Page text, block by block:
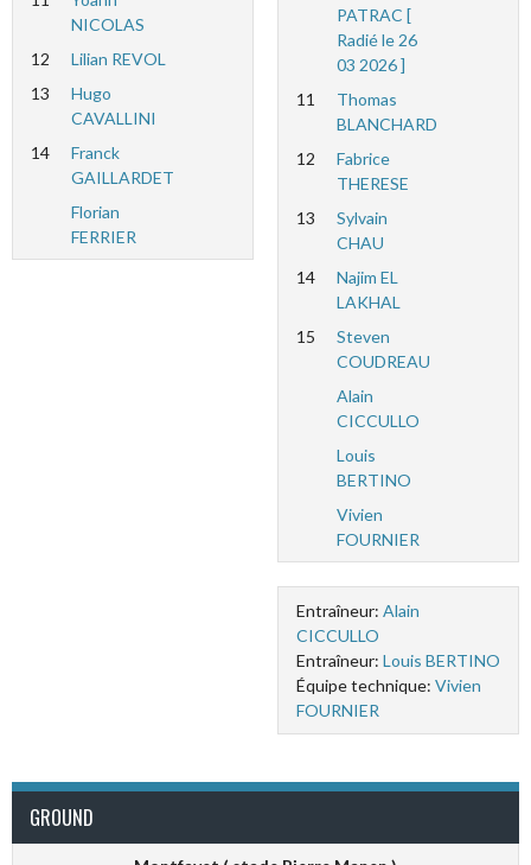
NICOLAS
12
Lilian REVOL
13
Hugo
CAVALLINI
14
Franck
GAILLARDET
Florian
FERRIER
PATRAC [
Radié le 26
03 2026 ]
11
Thomas
BLANCHARD
12
Fabrice
THERESE
13
Sylvain
CHAU
14
Najim EL
LAKHAL
15
Steven
COUDREAU
Alain
CICCULLO
Louis
BERTINO
Vivien
FOURNIER
Entraîneur: Alain
CICCULLO
Entraîneur: Louis BERTINO
Équipe technique: Vivien
FOURNIER
GROUND